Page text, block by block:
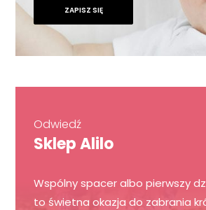
ZAPISZ SIĘ
Odwiedź
Sklep Alilo
Wspólny spacer albo pierwszy
to świetna okazja do zabrania